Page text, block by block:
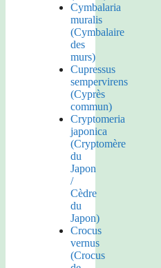
Cymbalaria
muralis
(Cymbalaire
des
murs)
Cupressus
sempervirens
(Cyprès
commun)
Cryptomeria
japonica
(Cryptomère
du
Japon
/
Cèdre
du
Japon)
Crocus
vernus
(Crocus